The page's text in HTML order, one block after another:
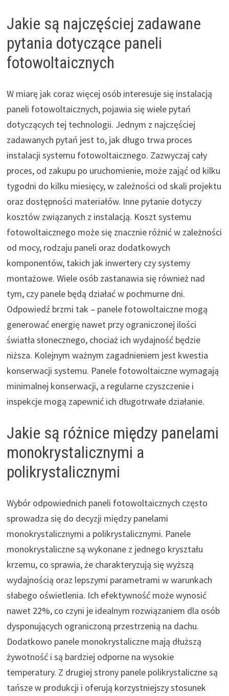
Jakie są najczęściej zadawane
pytania dotyczące paneli
fotowoltaicznych
W miarę jak coraz więcej osób interesuje się instalacją
paneli fotowoltaicznych, pojawia się wiele pytań
dotyczących tej technologii. Jednym z najczęściej
zadawanych pytań jest to, jak długo trwa proces
instalacji systemu fotowoltaicznego. Zazwyczaj cały
proces, od zakupu po uruchomienie, może zająć od kilku
tygodni do kilku miesięcy, w zależności od skali projektu
oraz dostępności materiałów. Inne pytanie dotyczy
kosztów związanych z instalacją. Koszt systemu
fotowoltaicznego może się znacznie różnić w zależności
od mocy, rodzaju paneli oraz dodatkowych
komponentów, takich jak inwertery czy systemy
montażowe. Wiele osób zastanawia się również nad
tym, czy panele będą działać w pochmurne dni.
Odpowiedź brzmi tak – panele fotowoltaiczne mogą
generować energię nawet przy ograniczonej ilości
światła słonecznego, chociaż ich wydajność będzie
niższa. Kolejnym ważnym zagadnieniem jest kwestia
konserwacji systemu. Panele fotowoltaiczne wymagają
minimalnej konserwacji, a regularne czyszczenie i
inspekcje mogą zapewnić ich długotrwałe działanie.
Jakie są różnice między panelami
monokrystalicznymi a
polikrystalicznymi
Wybór odpowiednich paneli fotowoltaicznych często
sprowadza się do decyzji między panelami
monokrystalicznymi a polikrystalicznymi. Panele
monokrystaliczne są wykonane z jednego kryształu
krzemu, co sprawia, że charakteryzują się wyższą
wydajnością oraz lepszymi parametrami w warunkach
słabego oświetlenia. Ich efektywność może wynosić
nawet 22%, co czyni je idealnym rozwiązaniem dla osób
dysponujących ograniczoną przestrzenią na dachu.
Dodatkowo panele monokrystaliczne mają dłuższą
żywotność i są bardziej odporne na wysokie
temperatury. Z drugiej strony panele polikrystaliczne są
tańsze w produkcji i oferują korzystniejszy stosunek